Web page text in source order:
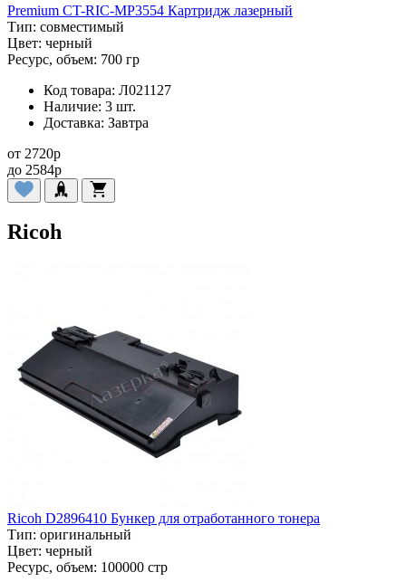
Premium CT-RIC-MP3554 Картридж лазерный
Тип: совместимый
Цвет: черный
Ресурс, объем: 700 гр
Код товара: Л021127
Наличие: 3 шт.
Доставка: Завтра
от 2720p
до 2584p
Ricoh
Ricoh D2896410 Бункер для отработанного тонера
Тип: оригинальный
Цвет: черный
Ресурс, объем: 100000 стр